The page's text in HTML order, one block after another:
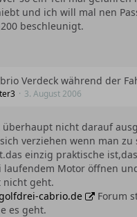
und ich will mal nen
beschleunigt.
Verdeck während der
3. August 2006
überhaupt nicht darauf
verziehen wenn man
einzig praktische
laufendem Motor öffnen
nicht geht.
cabrio.de
Forum
es geht.